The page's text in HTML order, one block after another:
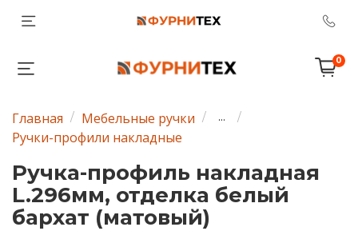
0
Главная Мебельные ручки ...
Ручки-профили накладные
Ручка-профиль накладная
L.296мм, отделка белый
бархат (матовый)